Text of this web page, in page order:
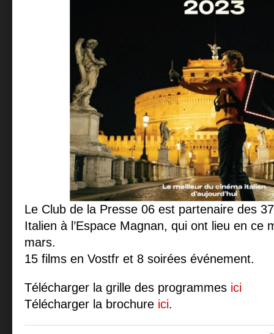
Le Club de la Presse 06 est partenaire des
Italien à l’Espace Magnan, qui ont lieu en ce
mars.
15 films en Vostfr et 8 soirées événement.
Télécharger la grille des programmes ici
Télécharger la brochure ici.